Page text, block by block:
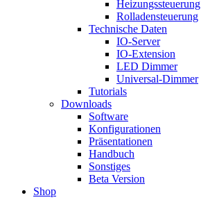
Heizungssteuerung
Rolladensteuerung
Technische Daten
IO-Server
IO-Extension
LED Dimmer
Universal-Dimmer
Tutorials
Downloads
Software
Konfigurationen
Präsentationen
Handbuch
Sonstiges
Beta Version
Shop